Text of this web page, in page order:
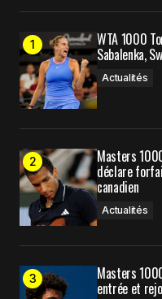
WTA 1000
Sabalenka,
Actualités
Masters
déclare
canadien
Actualités
Masters
entrée et